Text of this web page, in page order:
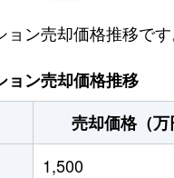
ン売却価格推移です
ョン売却価格推移
売却価格（万
1,500